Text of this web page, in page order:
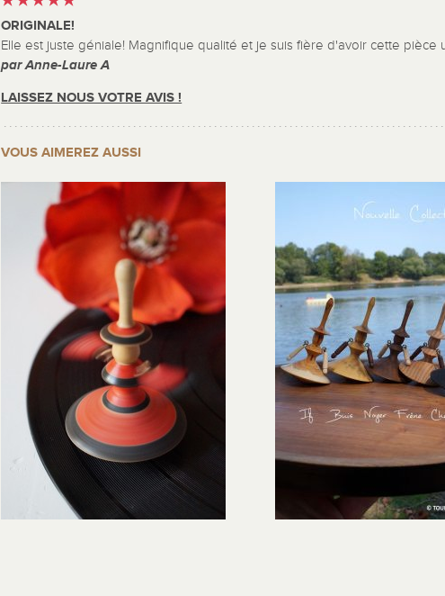
ORIGINALE!
Elle est juste géniale! Magnifique qualité et je suis fière d'avoir cette pièce
par Anne-Laure A
LAISSEZ NOUS VOTRE AVIS !
VOUS AIMEREZ AUSSI